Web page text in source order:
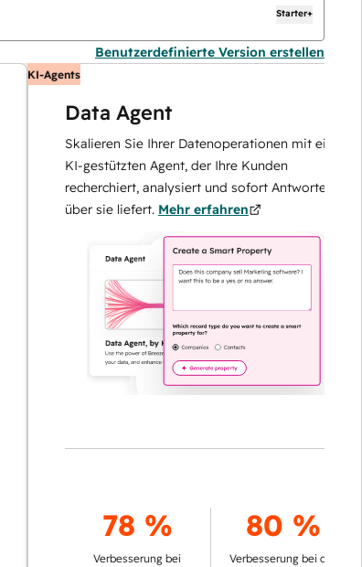
Starter+
Benutzerdefinierte Version erstellen
KI-Agents
Data Agent
Skalieren Sie Ihrer Datenoperationen mit einem
KI-gestützten Agent, der Ihre Kunden
recherchiert, analysiert und sofort Antworten
über sie liefert.Mehr erfahren
78 %
Verbesserung bei
80 %
Verbesserung bei der